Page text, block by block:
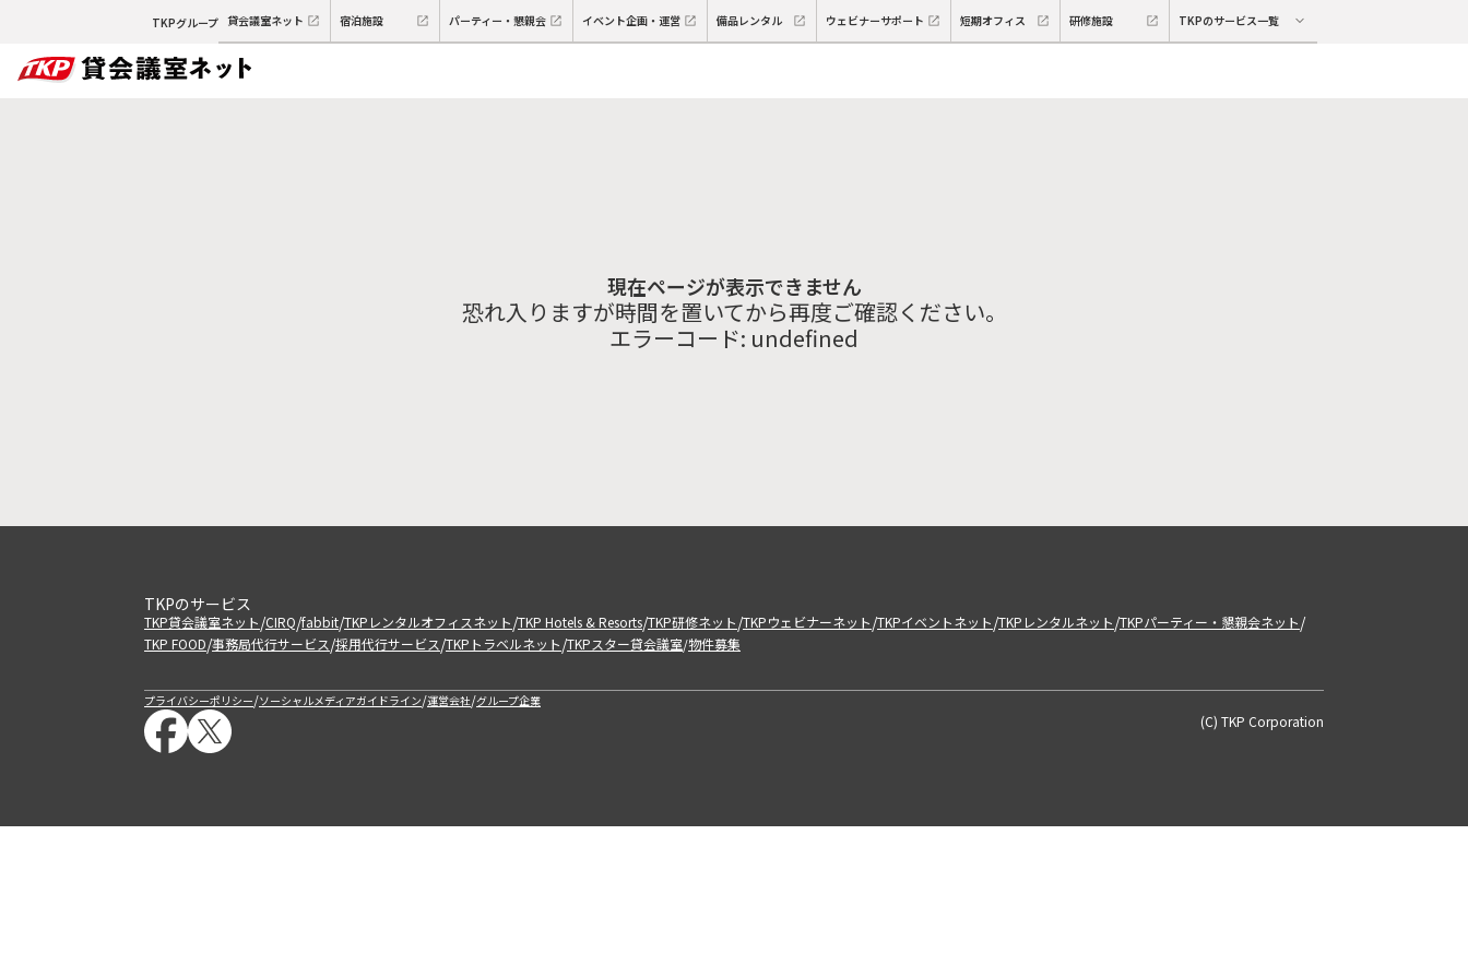
TKPグループ 貸会議室ネット 宿泊施設 パーティー・懇親会 イベント企画・運営 備品レンタル ウェビナーサポート 短期オフィス 研修施設 TKPのサービス一覧
現在ページが表示できません
恐れ入りますが時間を置いてから再度ご確認ください。
エラーコード: undefined
TKPのサービス
TKP貸会議室ネット/CIRQ/fabbit/TKPレンタルオフィスネット/TKP Hotels & Resorts/TKP研修ネット/TKPウェビナーネット/TKPイベントネット/TKPレンタルネット/TKPパーティー・懇親会ネット/
TKP FOOD/事務局代行サービス/採用代行サービス/TKPトラベルネット/TKPスター貸会議室/物件募集
プライバシーポリシー/ソーシャルメディアガイドライン/運営会社/グループ企業
(C) TKP Corporation